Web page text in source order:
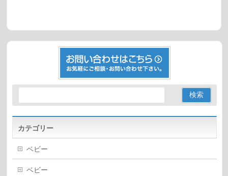
カテゴリー
ベビー
ベビー